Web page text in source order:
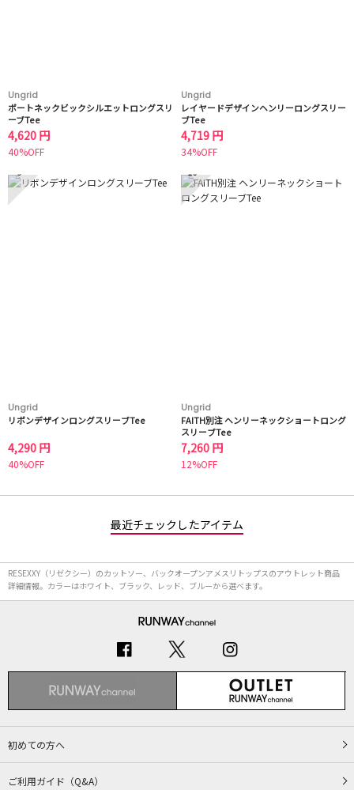
Ungrid
ボートネックビックシルエットロングスリ
ーブTee
4,620 円
40%OFF
Ungrid
レイヤードデザインヘンリーロングスリー
ブTee
4,719 円
34%OFF
9
Ungrid
リボンデザインロングスリーブTee
4,290 円
40%OFF
10
Ungrid
FAITH別注 ヘンリーネックショートロング
スリーブTee
7,260 円
12%OFF
最近チェックしたアイテム
RESEXXY（リゼクシー）のカットソー、バックオープンアメスリトップスのアウトレット商品
詳細情報。カラーはホワイト、ブラック、レッド、ブルーから選べます。
初めての方へ
ご利用ガイド（Q&A）